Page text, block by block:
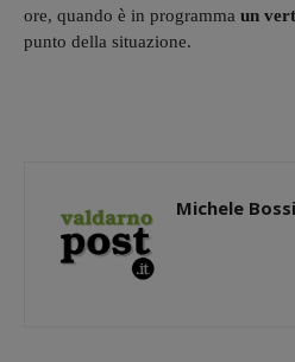
ore, quando è in programma un
punto della situazione.
Michele